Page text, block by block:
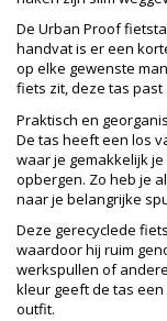
De Urban Proof
handvat is er een
op elke gewenste
fiets zit, deze tas
Praktisch en
De tas heeft een los
waar je gemakkelijk
opbergen. Zo heb je
naar je belangrijke
Deze gerecyclede
waardoor hij ruim
werkspullen of
kleur geeft de tas
outfit.